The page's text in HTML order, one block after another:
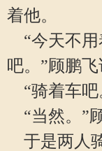
着他。
“今天不用
吧。”顾鹏飞
“骑着车吧
“当然。”
于是两人